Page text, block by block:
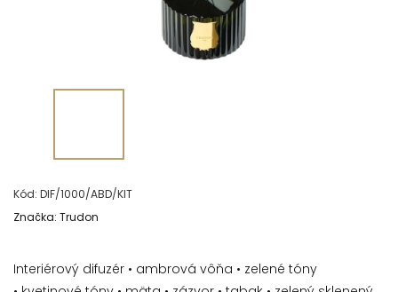
Kód: DIF/1000/ABD/KIT
Interiérový difuzér • ambrová vôňa • zelené tóny
Značka: Trudon